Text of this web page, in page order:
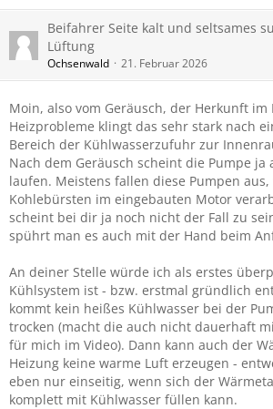
Beifahrer Seite kalt und seltsames
Lüftung
Ochsenwald 21. Februar 2026
Moin, also vom Geräusch, der Herkunft
Heizprobleme klingt das sehr stark nach
Bereich der Kühlwasserzufuhr zur
Nach dem Geräusch scheint die Pumpe ja
laufen. Meistens fallen diese Pumpen
Kohlebürsten im eingebauten Motor
scheint bei dir ja noch nicht der Fall zu
spührt man es auch mit der Hand beim
An deiner Stelle würde ich als erstes
Kühlsystem ist - bzw. erstmal gründlich
kommt kein heißes Kühlwasser bei der
trocken (macht die auch nicht dauerhaft
für mich im Video). Dann kann auch der
Heizung keine warme Luft erzeugen -
eben nur einseitig, wenn sich der
komplett mit Kühlwasser füllen kann.